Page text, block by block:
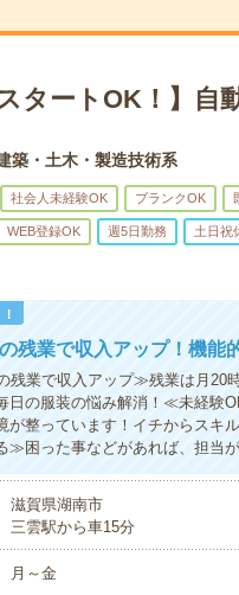
スタートOK！】
築・土木・製造技術系
社会人未経験OK ブランクOK
WEB登録OK 週5日勤務 土日祝
残業で収入アップ！機能
残業で収入アップ≫残業は月20
日の服装の悩み解消！≪未経験
が整っています！イチからス
≫困った事などがあれば、担当
滋賀県湖南市
三雲駅から車15分
月～金